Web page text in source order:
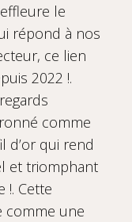
le
répond à nos
ce lien
2022 !.
comme
d’or qui rend
et triomphant
!. Cette
comme une